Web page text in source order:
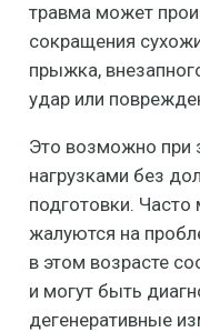
травма может
сокращения
прыжка,
удар или
Это возможно при
нагрузками без
подготовки.
жалуются на
в этом возрасте
и могут быть
дегенеративные